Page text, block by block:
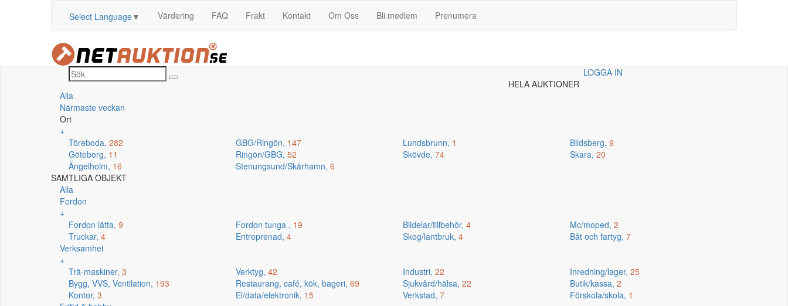
Select Language▼ Värdering FAQ Frakt Kontakt Om Oss Bli medlem Prenumera
LOGGA IN
HELA AUKTIONER
Alla
Närmaste veckan
Ort
+
Töreboda, 282 GBG/Ringön, 147 Lundsbrunn, 1 Blidsberg, 9
Göteborg, 11 Ringön/GBG, 52 Skövde, 74 Skara, 20
Ängelholm, 16 Stenungsund/Skärhamn, 6
SAMTLIGA OBJEKT
Alla
Fordon
+
Fordon lätta, 9 Fordon tunga , 19 Bildelar/tillbehör, 4 Mc/moped, 2
Truckar, 4 Entreprenad, 4 Skog/lantbruk, 4 Båt och fartyg, 7
Verksamhet
+
Trä-maskiner, 3 Verktyg, 42 Industri, 22 Inredning/lager, 25
Bygg, VVS, Ventilation, 193 Restaurang, café, kök, bageri, 69 Sjukvård/hälsa, 22 Butik/kassa, 2
Kontor, 3 El/data/elektronik, 15 Verkstad, 7 Förskola/skola, 1